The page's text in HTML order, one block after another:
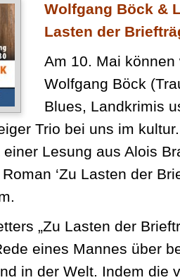
Wolfgang Böck &
Lasten der
Am 10. Mai
Wolfgang Böck
Blues, Landkrimis
Trio bei uns im
einer Lesung aus Alois
‘Zu Lasten der
„Zu Lasten der
eines Mannes über
in der Welt. Indem die